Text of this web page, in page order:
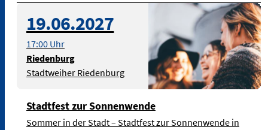
19.06.2027
17:00 Uhr
Riedenburg
Stadtweiher Riedenburg
© Bild: StockSnap auf
Pixabay - Symbolbild
Stadtfest zur Sonnenwende
Sommer in der Stadt – Stadtfest zur Sonnenwende in